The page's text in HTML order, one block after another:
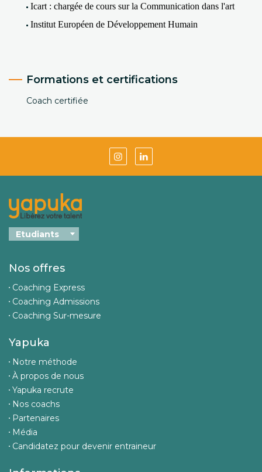
Icart : chargée de cours sur la Communication dans l'art
Institut Européen de Développement Humain
Formations et certifications
Coach certifiée
Nos offres
Coaching Express
Coaching Admissions
Coaching Sur-mesure
Yapuka
Notre méthode
À propos de nous
Yapuka recrute
Nos coachs
Partenaires
Média
Candidatez pour devenir entraineur